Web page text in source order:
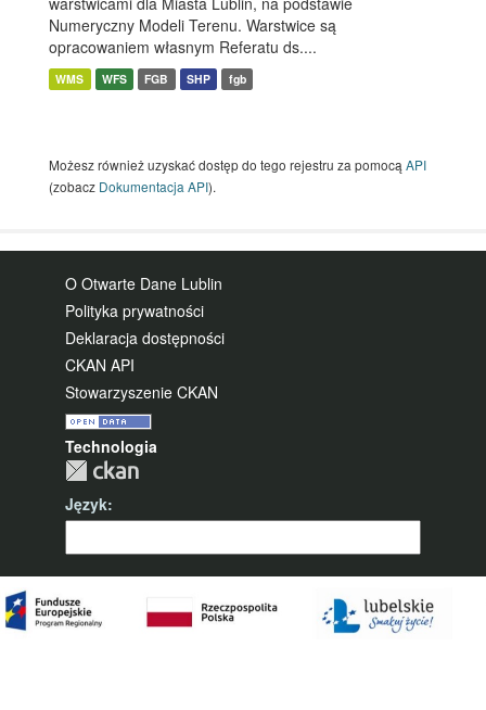
Numeryczny Modeli Terenu. Warstwice są
opracowaniem własnym Referatu ds....
WMS WFS FGB SHP fgb
Możesz również uzyskać dostęp do tego rejestru za pomocą API
(zobacz Dokumentacja API).
O Otwarte Dane Lublin
Polityka prywatności
Deklaracja dostępności
CKAN API
Stowarzyszenie CKAN
Technologia
Język